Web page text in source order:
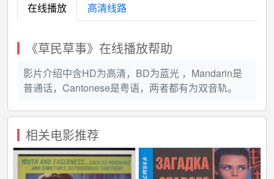
在线播放 高清线路
《草民草事》在线播放帮助
影片介绍中含HD为高清，BD为蓝光 ，Mandarin是
普通话，Cantonese是粤语，两者都有为双音轨。
相关电影推荐